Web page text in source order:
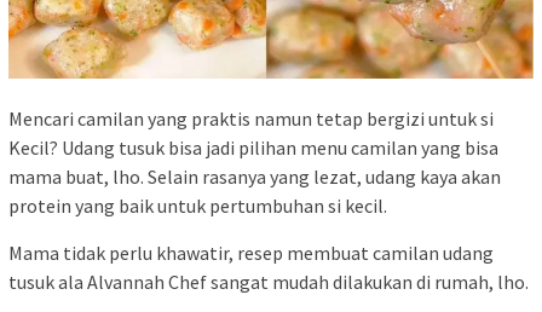
Mencari camilan yang praktis namun tetap bergizi untuk si
Kecil? Udang tusuk bisa jadi pilihan menu camilan yang bisa
mama buat, lho. Selain rasanya yang lezat, udang kaya akan
protein yang baik untuk pertumbuhan si kecil.
Mama tidak perlu khawatir, resep membuat camilan udang
tusuk ala Alvannah Chef sangat mudah dilakukan di rumah, lho.